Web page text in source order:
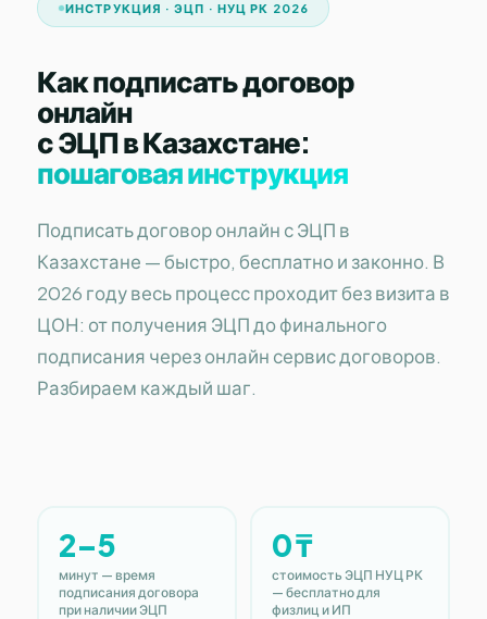
ИНСТРУКЦИЯ · ЭЦП · НУЦ РК 2026
Как подписать договор
онлайн
с ЭЦП в Казахстане:
пошаговая инструкция
Подписать договор онлайн с ЭЦП в
Казахстане — быстро, бесплатно и законно. В
2026 году весь процесс проходит без визита в
ЦОН: от получения ЭЦП до финального
подписания через онлайн сервис договоров.
Разбираем каждый шаг.
2–5
минут — время
подписания договора
при наличии ЭЦП
0 ₸
стоимость ЭЦП НУЦ РК
— бесплатно для
физлиц и ИП